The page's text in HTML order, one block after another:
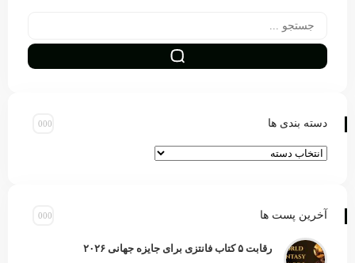
دسته بندی ها
آخرین پست ها
رقابت ۵ کتاب فانتزی برای جایزه جهانی ۲۰۲۶